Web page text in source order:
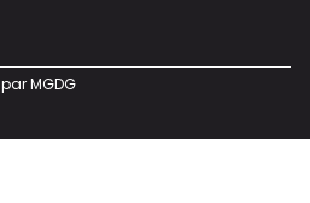
par MGDG